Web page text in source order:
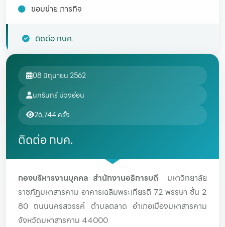
ขอบข่าย ภารกิจ
ติดต่อ กบค.
08 มิถุนายน 2562
นครินทร์ ม่วงอ่อน
26,744 ครั้ง
ติดต่อ กบค.
กองบริหารงานบุคคล สำนักงานอธิการบดี
มหาวิทยาลัย
ราชภัฏมหาสารคาม อาคารเฉลิมพระเกียรติ 72 พรรษา ชั้น 2
80 ถนนนครสวรรค์ ตำบลตลาด อำเภอเมืองมหาสารคาม
จังหวัดมหาสารคาม 44000